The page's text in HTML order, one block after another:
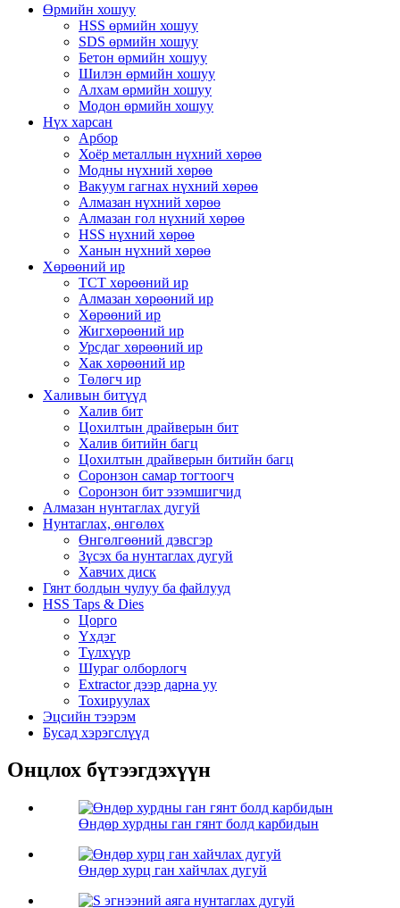
Өрмийн хошуу
HSS өрмийн хошуу
SDS өрмийн хошуу
Бетон өрмийн хошуу
Шилэн өрмийн хошуу
Алхам өрмийн хошуу
Модон өрмийн хошуу
Нүх харсан
Арбор
Хоёр металлын нүхний хөрөө
Модны нүхний хөрөө
Вакуум гагнах нүхний хөрөө
Алмазан нүхний хөрөө
Алмазан гол нүхний хөрөө
HSS нүхний хөрөө
Ханын нүхний хөрөө
Хөрөөний ир
TCT хөрөөний ир
Алмазан хөрөөний ир
Хөрөөний ир
Жигхөрөөний ир
Урсдаг хөрөөний ир
Хак хөрөөний ир
Төлөгч ир
Халивын битүүд
Халив бит
Цохилтын драйверын бит
Халив битийн багц
Цохилтын драйверын битийн багц
Соронзон самар тогтоогч
Соронзон бит эзэмшигчид
Алмазан нунтаглах дугуй
Нунтаглах, өнгөлөх
Өнгөлгөөний дэвсгэр
Зүсэх ба нунтаглах дугуй
Хавчих диск
Гянт болдын чулуу ба файлууд
HSS Taps & Dies
Цорго
Үхдэг
Түлхүүр
Шураг олборлогч
Extractor дээр дарна уу
Тохируулах
Эцсийн тээрэм
Бусад хэрэгслүүд
Онцлох бүтээгдэхүүн
Өндөр хурдны ган гянт болд карбидын
Өндөр хурц ган хайчлах дугуй